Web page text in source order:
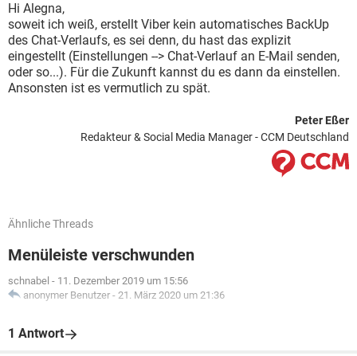
Hi Alegna,
soweit ich weiß, erstellt Viber kein automatisches BackUp
des Chat-Verlaufs, es sei denn, du hast das explizit
eingestellt (Einstellungen --> Chat-Verlauf an E-Mail senden,
oder so...). Für die Zukunft kannst du es dann da einstellen.
Ansonsten ist es vermutlich zu spät.
Peter Eßer
Redakteur & Social Media Manager - CCM Deutschland
Ähnliche Threads
Menüleiste verschwunden
schnabel - 11. Dezember 2019 um 15:56
anonymer Benutzer - 21. März 2020 um 21:36
1 Antwort